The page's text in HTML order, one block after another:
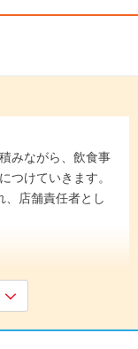
みながら、飲食事
つけていきます。
、店舗責任者とし
ど新入社員研修を
、OJTを通して実